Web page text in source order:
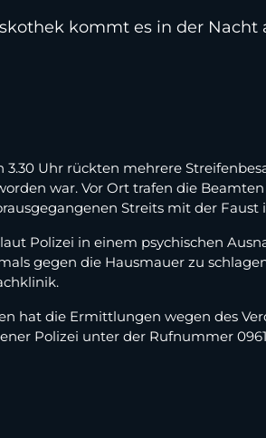
kommt es in der Nacht
Uhr rückten mehrere
war. Vor Ort trafen die
Streits mit der
Polizei in einem psychischen
gegen die Hausmauer zu
hat die Ermittlungen wegen des
Polizei unter der Rufnummer